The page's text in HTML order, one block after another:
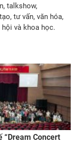
talkshow,
tư vấn, văn hóa,
và khoa học.
“Dream Concert